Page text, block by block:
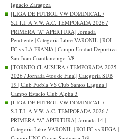
Ignacio Zaragoza
[LIGA DE FÚTBOL VW DOMINICAL /
S.I.T.I. A V.W. A.C. TEMPORADA 2026 /
PRIMERA “A” APERTURA] Jornada
Pendiente | Categoría Libre VARONIL | ROI
FC vs LA FRANJA | Campo Unidad Deportiva
San Juan Cuautlancingo 3/8
[TORNEO CLAUSURA / TEMPORADA 2025-
2026 / Jornada 4tos de Final] Categoría SUB
19 | Club Puebla VS Club Santos Laguna |
Campo Estadio Club Alpha 3
[LIGA DE FÚTBOL VW DOMINICAL /
S.I.T.I. A V.W. A.C. TEMPORADA 2026 /
PRIMERA “A” APERTURA] Jornada 14 |
Categoría Libre VARONIL | ROI FC vs REGA |